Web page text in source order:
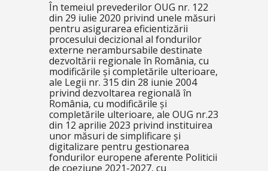
În temeiul prevederilor OUG nr. 122
din 29 iulie 2020 privind unele măsuri
pentru asigurarea eficientizării
procesului decizional al fondurilor
externe nerambursabile destinate
dezvoltării regionale în România, cu
modificările și completările ulterioare,
ale Legii nr. 315 din 28 iunie 2004
privind dezvoltarea regională în
România, cu modificările și
completările ulterioare, ale OUG nr.23
din 12 aprilie 2023 privind instituirea
unor măsuri de simplificare și
digitalizare pentru gestionarea
fondurilor europene aferente Politicii
de coeziune 2021-2027, cu